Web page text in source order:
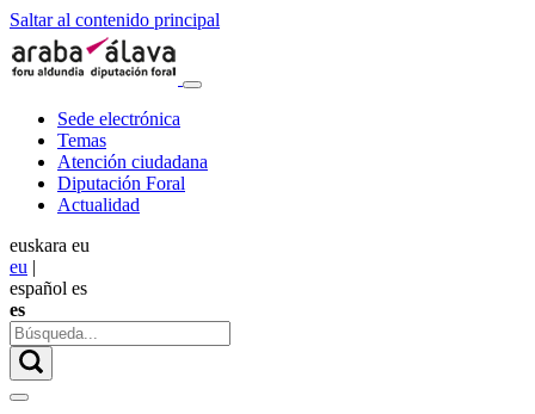
Saltar al contenido principal
Sede electrónica
Temas
Atención ciudadana
Diputación Foral
Actualidad
euskara eu
eu |
español es
es